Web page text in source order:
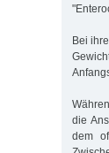
Bei
die
dem